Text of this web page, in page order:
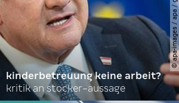
kinderbetreuung keine arbeit?
kritik an stocker-aussage